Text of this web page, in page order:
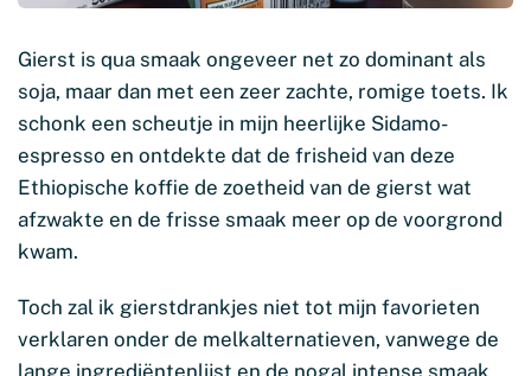
Gierst is qua smaak ongeveer net zo dominant als
soja, maar dan met een zeer zachte, romige toets. Ik
schonk een scheutje in mijn heerlijke Sidamo-
espresso en ontdekte dat de frisheid van deze
Ethiopische koffie de zoetheid van de gierst wat
afzwakte en de frisse smaak meer op de voorgrond
kwam.
Toch zal ik gierstdrankjes niet tot mijn favorieten
verklaren onder de melkalternatieven, vanwege de
lange ingrediëntenlijst en de nogal intense smaak,